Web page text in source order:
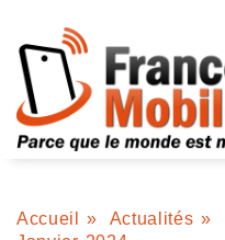
Accueil » Actualités »